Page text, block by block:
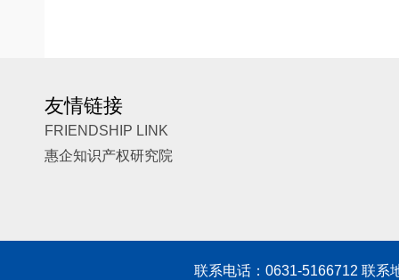
友情链接
FRIENDSHIP LINK
惠企知识产权研究院
联系电话：0631-5166712 联系